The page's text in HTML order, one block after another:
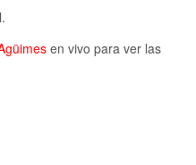
en vivo para ver las